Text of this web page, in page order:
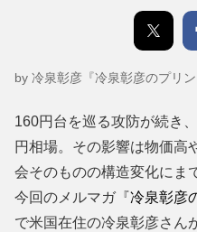
by 冷泉彰彦『冷泉彰彦のプリン
160円台を巡る攻防が続き
円相場。その影響は物価高
会そのものの構造変化にま
今回のメルマガ『冷泉彰彦
で米国在住の冷泉彰彦さん